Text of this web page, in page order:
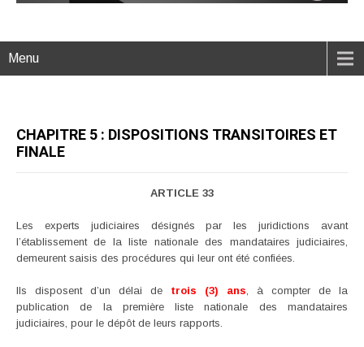
Menu
CHAPITRE 5 : DISPOSITIONS TRANSITOIRES ET
FINALE
ARTICLE 33
Les experts judiciaires désignés par les juridictions avant
l’établissement de la liste nationale des mandataires judiciaires,
demeurent saisis des procédures qui leur ont été confiées.
Ils disposent d’un délai de trois (3) ans , à compter de la
publication de la première liste nationale des mandataires
judiciaires, pour le dépôt de leurs rapports.